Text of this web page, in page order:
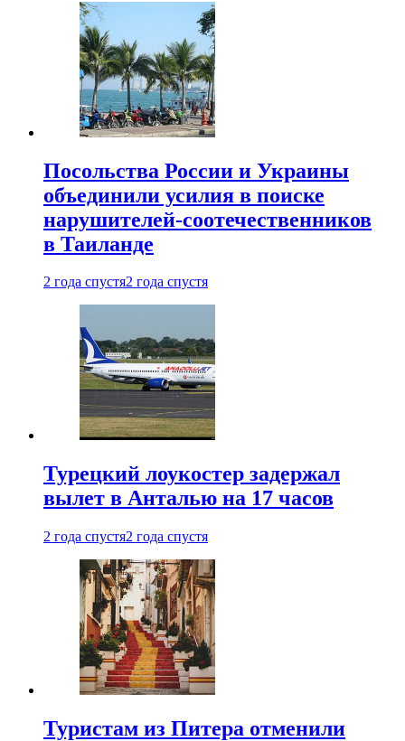
Посольства России и Украины
объединили усилия в поиске
нарушителей-соотечественников
в Таиланде
2 года спустя2 года спустя
Турецкий лоукостер задержал
вылет в Анталью на 17 часов
2 года спустя2 года спустя
Туристам из Питера отменили